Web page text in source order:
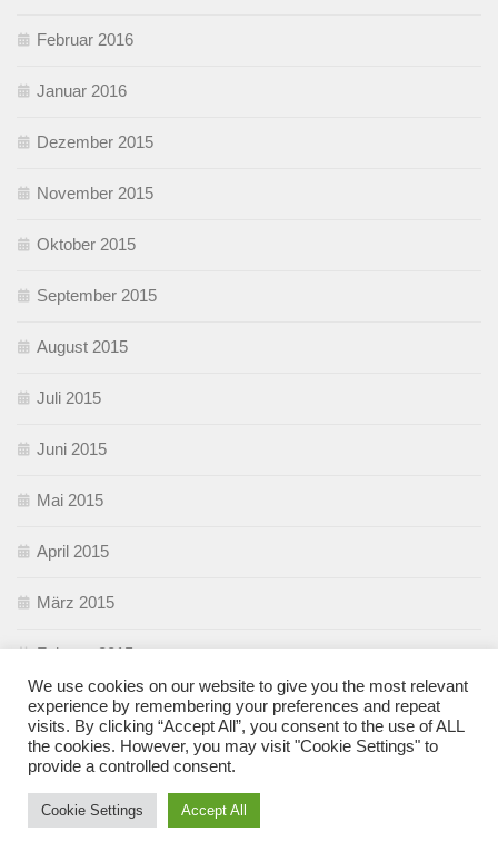
Februar 2016
Januar 2016
Dezember 2015
November 2015
Oktober 2015
September 2015
August 2015
Juli 2015
Juni 2015
Mai 2015
April 2015
März 2015
Februar 2015
Januar 2015
Dezember 2014
November 2014
We use cookies on our website to give you the most relevant
experience by remembering your preferences and repeat
visits. By clicking “Accept All”, you consent to the use of ALL
the cookies. However, you may visit "Cookie Settings" to
provide a controlled consent.
Cookie Settings Accept All